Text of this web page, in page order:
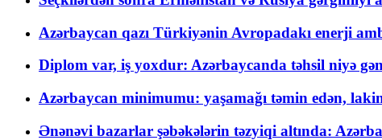
Azərbaycan qazı Türkiyənin Avropadakı enerji
Diplom var, iş yoxdur: Azərbaycanda təhsil niyə
Azərbaycan minimumu: yaşamağı təmin edən,
Ənənəvi bazarlar şəbəkələrin təzyiqi altında: